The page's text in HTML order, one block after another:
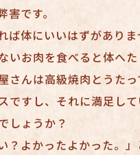
です。
体にいいはずがありま
いお肉を食べると体へた
さんは高級焼肉とうたっ
ですし、それに満足し
しょうか？
？よかったよかった。